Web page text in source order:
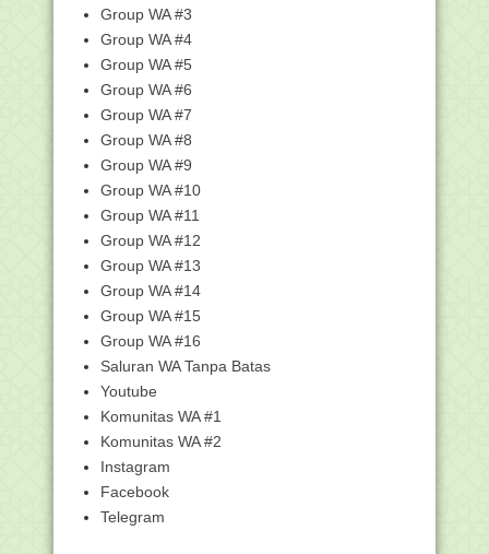
Sayembara Logo Hari Guru Nasional
2020
Unduh Logo Hari Guru Nasional (HGN)
2020 Kementeri...
Tampilan 9 Fitur di Akun Madrasah
pada E-Ponsel
Surat Edaran Tambahan Waktu
Pendaftaran KSMO Tahun...
Unduh Materi Bimtek KMA 183 dan 184
Mapel Fikih Je...
Cara Pembuatan Akun - Verifikasi dan
Validasi Pons...
Cara Verifikasi dan Validasi Data Nomor
Ponsel Sis...
Siswa MIN 1 Murung Raya Kalteng Raih
Juara Catur s...
Kemenag Siapkan Bantuan Rp1,178
triliun untuk PJJ ...
Maulid dan Antisip...
Libur Panjang Maulid, ASN Kemenag
Diimbau Tidak Be...
Unduh Materi Bimtek KMA 183 dan 184
Group WA #3
Group WA #4
Group WA #5
Group WA #6
Group WA #7
Group WA #8
Group WA #9
Group WA #10
Group WA #11
Group WA #12
Group WA #13
Group WA #14
Group WA #15
Group WA #16
Saluran WA Tanpa Batas
Youtube
Komunitas WA #1
Komunitas WA #2
Instagram
Facebook
Telegram